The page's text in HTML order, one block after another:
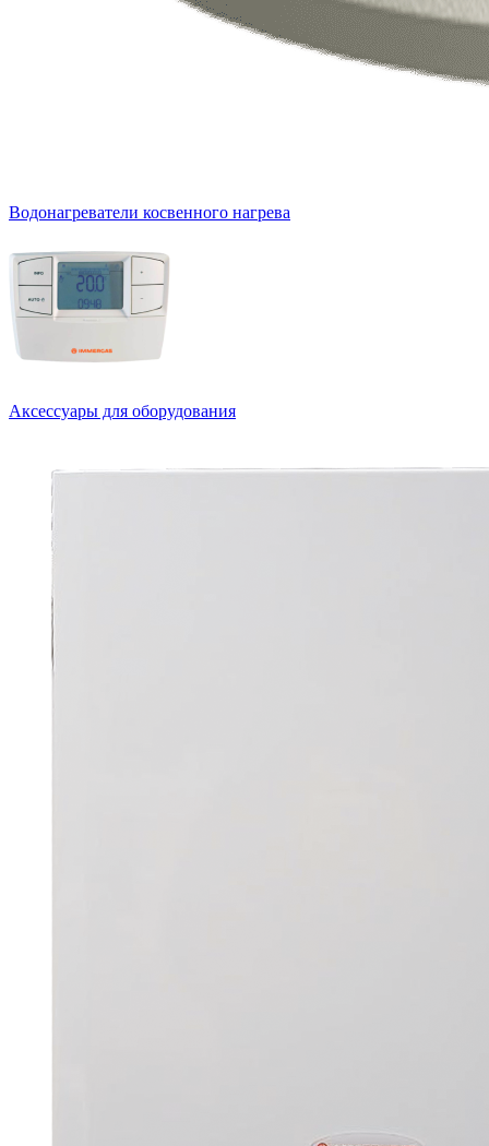
Водонагреватели косвенного нагрева
Аксессуары для оборудования